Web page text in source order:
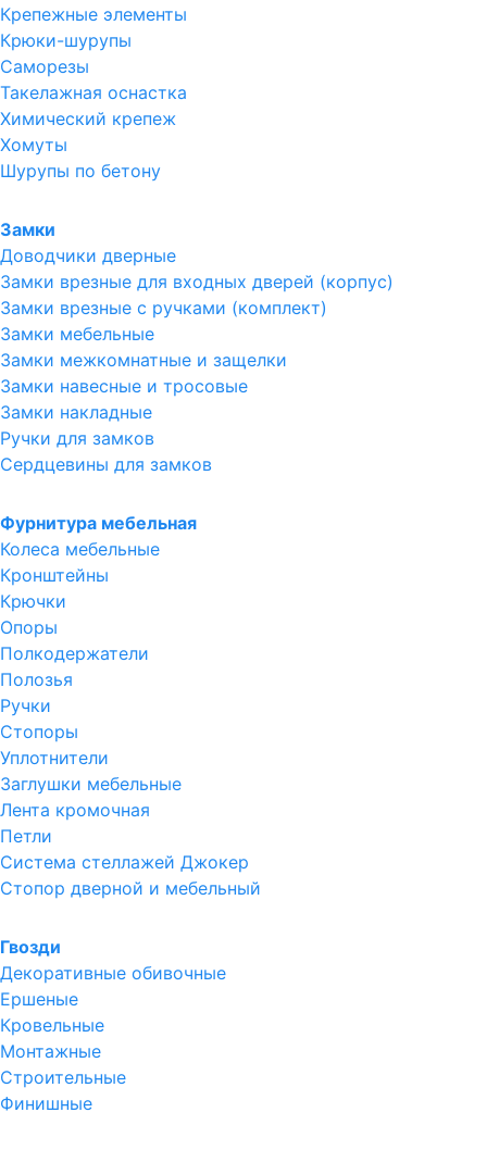
Крепежные элементы
Крюки-шурупы
Саморезы
Такелажная оснастка
Химический крепеж
Хомуты
Шурупы по бетону
Замки
Доводчики дверные
Замки врезные для входных дверей (корпус)
Замки врезные с ручками (комплект)
Замки мебельные
Замки межкомнатные и защелки
Замки навесные и тросовые
Замки накладные
Ручки для замков
Сердцевины для замков
Фурнитура мебельная
Колеса мебельные
Кронштейны
Крючки
Опоры
Полкодержатели
Полозья
Ручки
Стопоры
Уплотнители
Заглушки мебельные
Лента кромочная
Петли
Система стеллажей Джокер
Стопор дверной и мебельный
Гвозди
Декоративные обивочные
Ершеные
Кровельные
Монтажные
Строительные
Финишные